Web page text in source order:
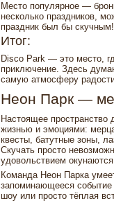
Место популярное —
несколько праздников,
праздник был бы скучным!
Итог:
Disco Park — это место,
приключение. Здесь
самую атмосферу
Неон Парк —
Настоящее пространство
жизнью и эмоциями:
квесты, батутные зоны,
Скучать просто
удовольствием
Команда Неон Парка
запоминающееся
шоу или просто тёплая